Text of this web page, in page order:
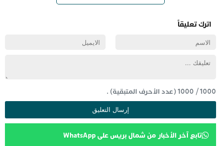
اترك تعليقاً
1000
/
1000(عدد الأحرف المتبقية) .
تابع آخر الأخبار من شمال بريس على WhatsApp